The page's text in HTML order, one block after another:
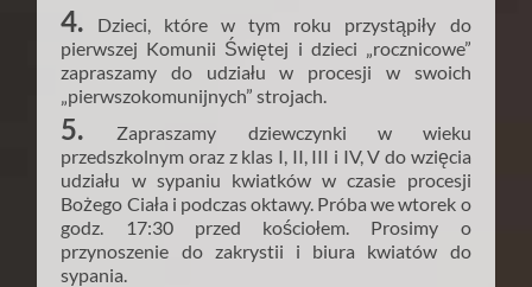
4. Dzieci, które w tym roku przystąpiły do
pierwszej Komunii Świętej i dzieci „rocznicowe”
zapraszamy do udziału w procesji w swoich
„pierwszokomunijnych” strojach.
5.
Zapraszamy dziewczynki w wieku
przedszkolnym oraz z klas I, II, III i IV, V do wzięcia
udziału w sypaniu kwiatków w czasie procesji
Bożego Ciała i podczas oktawy. Próba we wtorek o
godz. 17:30 przed kościołem. Prosimy o
przynoszenie do zakrystii i biura kwiatów do
sypania.